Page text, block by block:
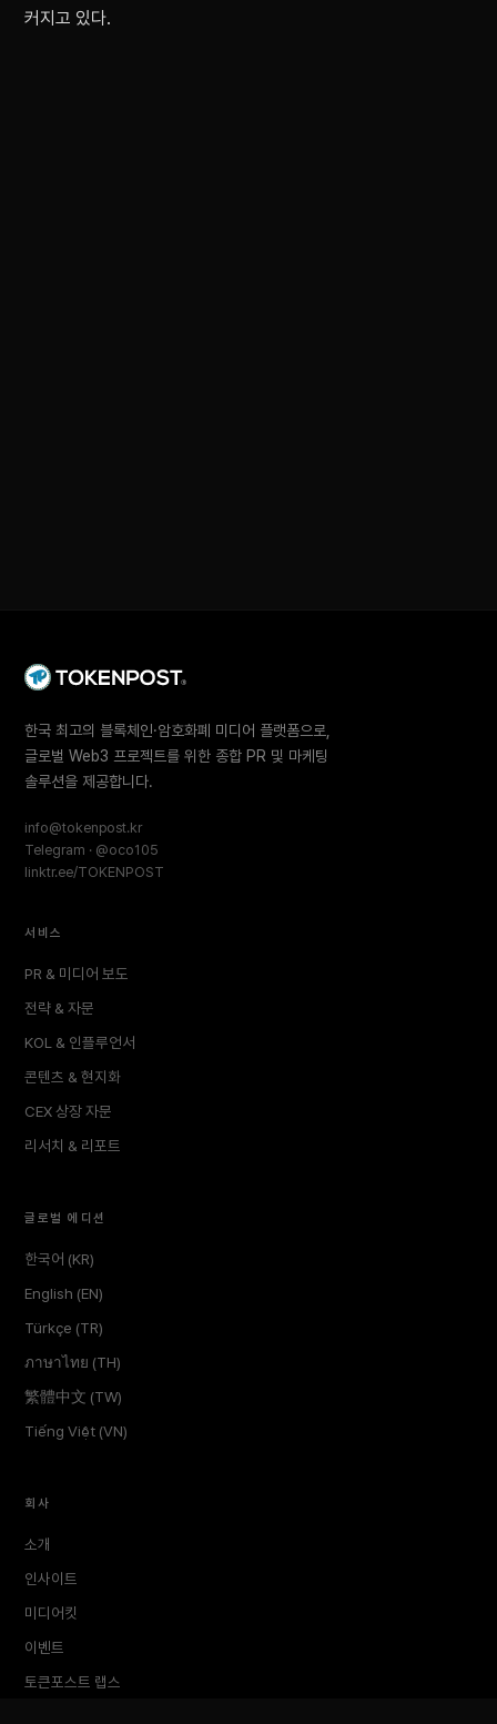
커지고 있다.
한국 최고의 블록체인·암호화폐 미디어 플랫폼으로,
글로벌 Web3 프로젝트를 위한 종합 PR 및 마케팅
솔루션을 제공합니다.
info@tokenpost.kr
Telegram · @oco105
linktr.ee/TOKENPOST
서비스
PR & 미디어 보도
전략 & 자문
KOL & 인플루언서
콘텐츠 & 현지화
CEX 상장 자문
리서치 & 리포트
글로벌 에디션
한국어 (KR)
English (EN)
Türkçe (TR)
ภาษาไทย (TH)
繁體中文 (TW)
Tiếng Việt (VN)
회사
소개
인사이트
미디어킷
이벤트
토큰포스트 랩스